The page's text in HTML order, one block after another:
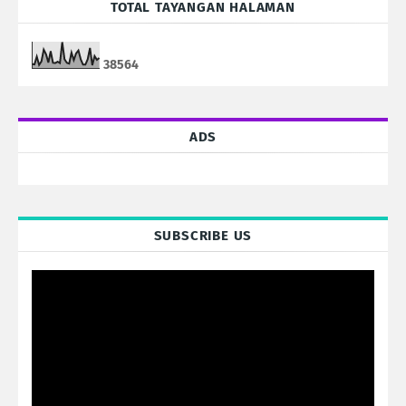
TOTAL TAYANGAN HALAMAN
38564
ADS
SUBSCRIBE US